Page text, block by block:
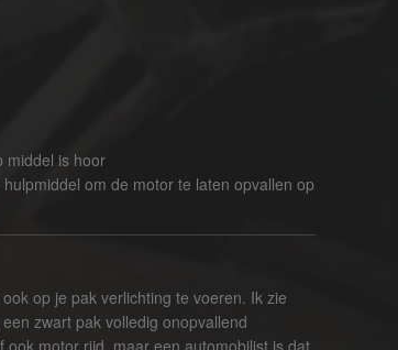
middel is hoor
om de motor te laten opvallen op
op je pak verlichting te voeren. Ik zie
zwart pak volledig onopvallend
motor rijd, maar een automobilist is dat